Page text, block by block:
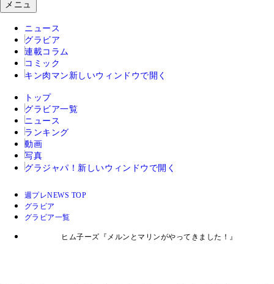
メニュ
ニュース
グラビア
連載コラム
コミック
キン肉マン 新しいウィンドウで開く
トップ
グラビア一覧
ニュース
ランキング
動画
写真
グラジャパ！ 新しいウィンドウで開く
週プレNEWS TOP
グラビア
グラビア一覧
ヒム子ーズ『メルンとマリンがやってきました！』